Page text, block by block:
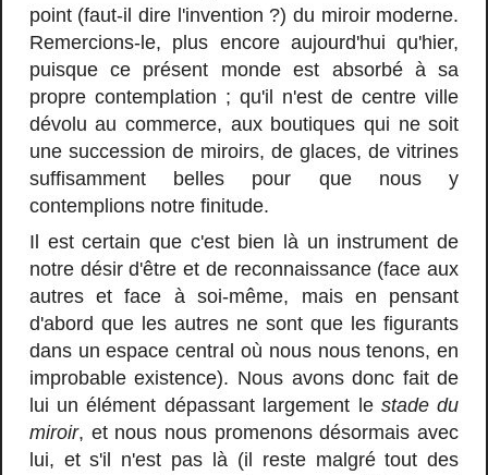
point (faut-il dire l'invention ?) du miroir moderne.
Remercions-le, plus encore aujourd'hui qu'hier,
puisque ce présent monde est absorbé à sa
propre contemplation ; qu'il n'est de centre ville
dévolu au commerce, aux boutiques qui ne soit
une succession de miroirs, de glaces, de vitrines
suffisamment belles pour que nous y
contemplions notre finitude.
Il est certain que c'est bien là un instrument de
notre désir d'être et de reconnaissance (face aux
autres et face à soi-même, mais en pensant
d'abord que les autres ne sont que les figurants
dans un espace central où nous nous tenons, en
improbable existence). Nous avons donc fait de
lui un élément dépassant largement le stade du
miroir, et nous nous promenons désormais avec
lui, et s'il n'est pas là (il reste malgré tout des